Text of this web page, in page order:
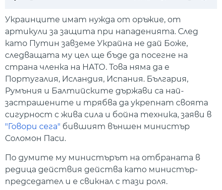
Украинците имат нужда от оръжие, от
артикули за защита при нападенията. След
като Путин завземе Украйна не дай Боже,
следващата му цел ще бъде да посегне на
страна членка на НАТО. Това няма да е
Португалия, Исландия, Испания. България,
Румъния и Балтийските държави са най-
застрашените и трябва да укрепнат своята
сигурност с жива сила и бойна техника, заяви в
"Говори сега" бившият външен министър
Соломон Паси.
По думите му министърът на отбраната в
редица действия действа като министър-
председател и е свикнал с тази роля.